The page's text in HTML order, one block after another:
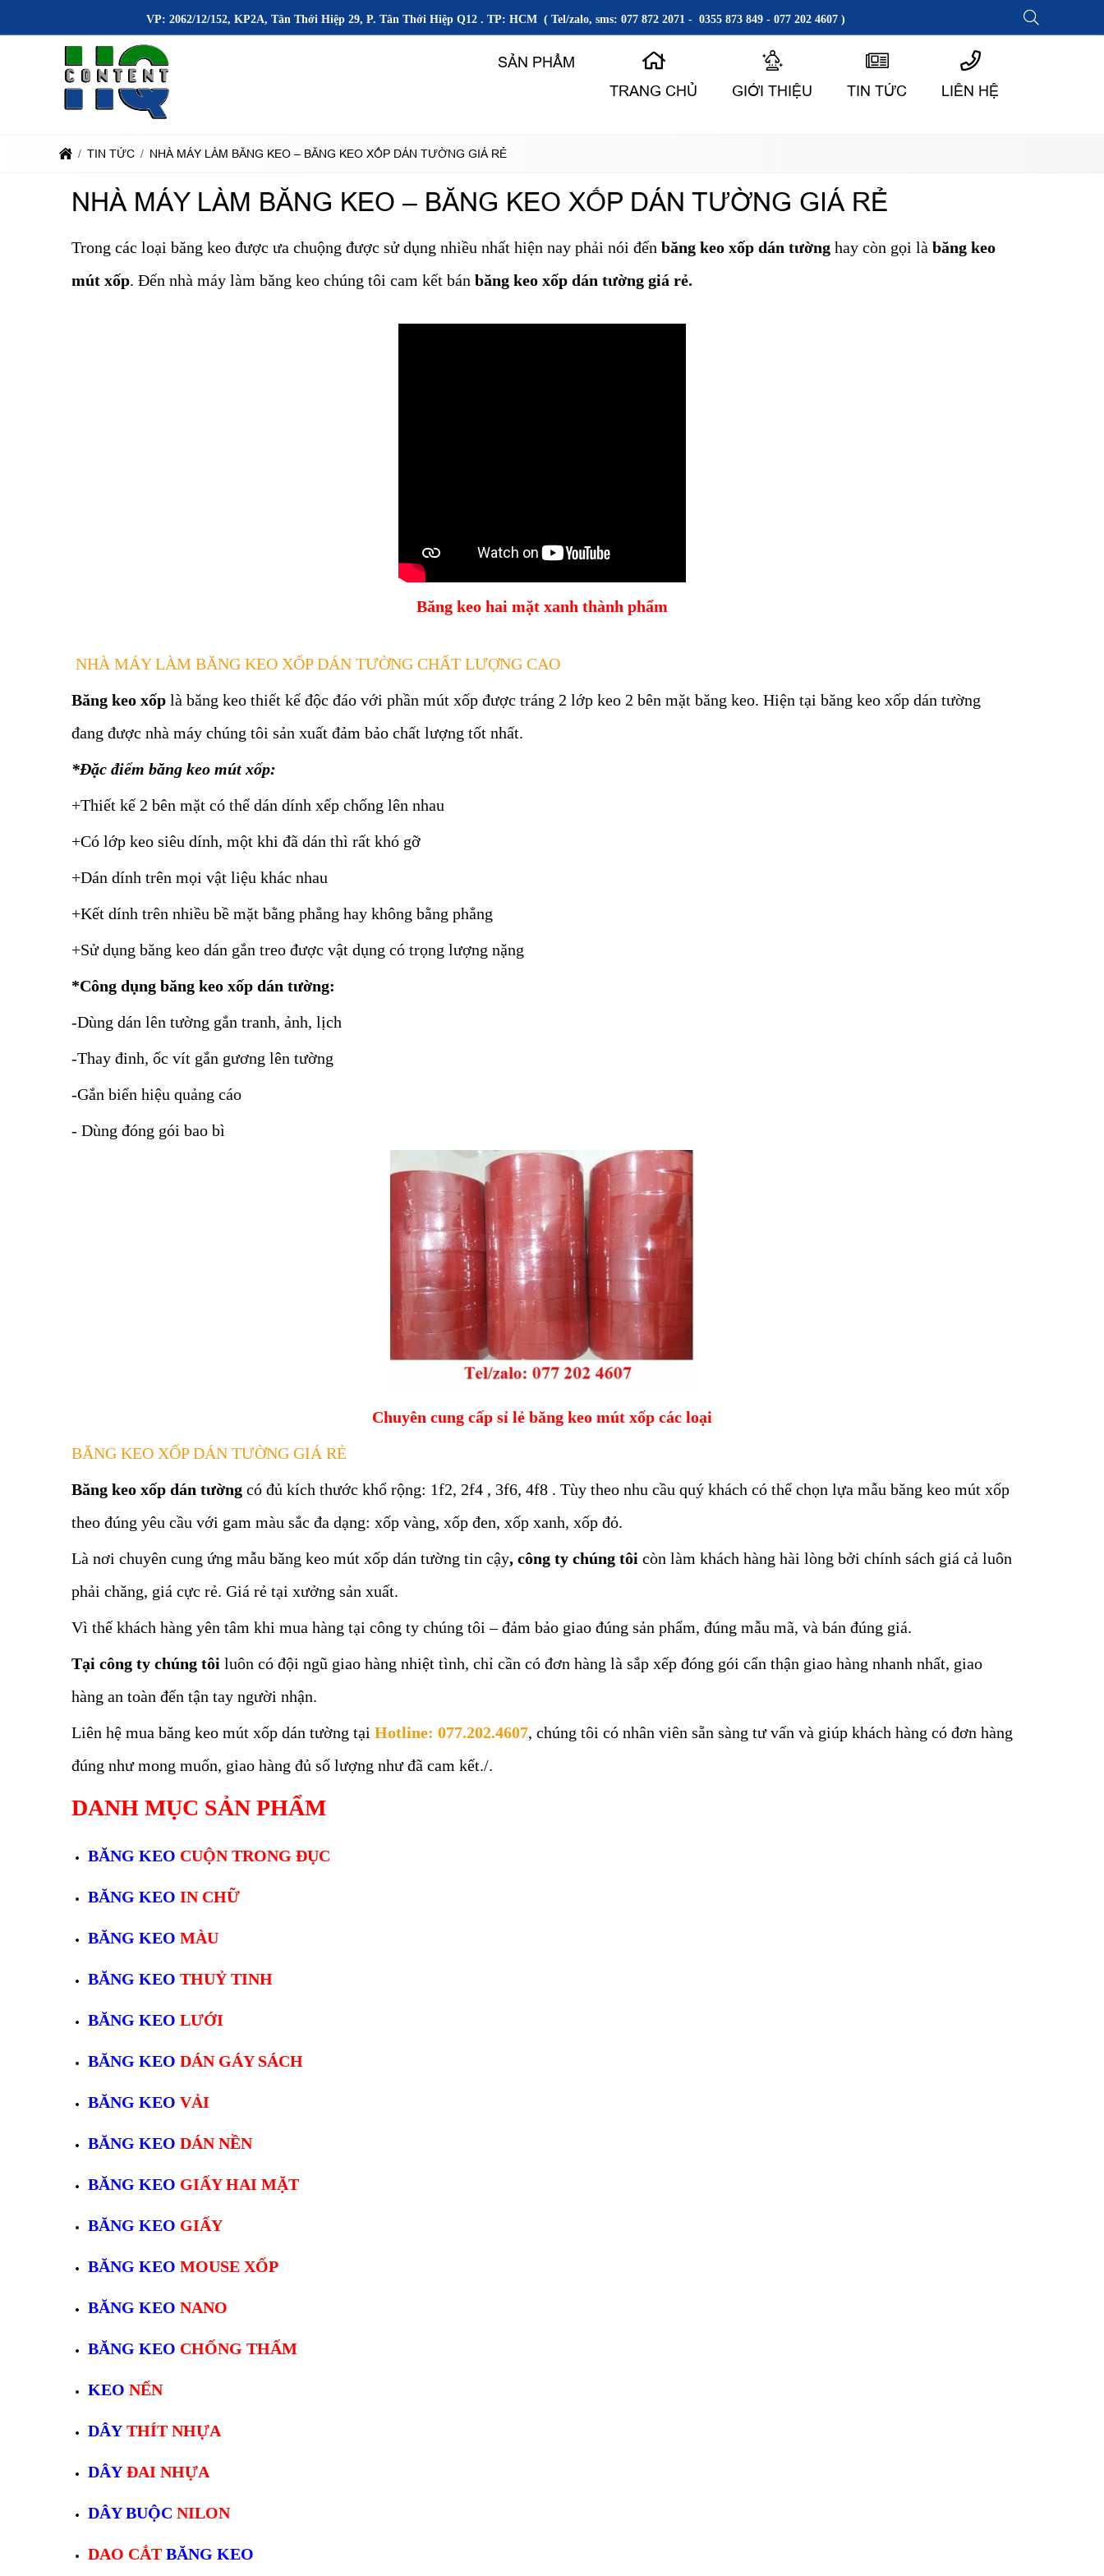
VP: 2062/12/152, KP2A, Tân Thới Hiệp 29, P. Tân Thới Hiệp Q12 . TP: HCM ( Tel/zalo, sms: 077 872 2071 - 0355 873 849 - 077 202 4607 )
SẢN PHẨM
TRANG CHỦ
GIỚI THIỆU TIN TỨC LIÊN HỆ
TIN TỨC NHÀ MÁY LÀM BĂNG KEO – BĂNG KEO XỐP DÁN TƯỜNG GIÁ RẺ
NHÀ MÁY LÀM BĂNG KEO – BĂNG KEO XỐP DÁN TƯỜNG GIÁ RẺ
Trong các loại băng keo được ưa chuộng được sử dụng nhiều nhất hiện nay phải nói đến băng keo xốp dán tường hay còn gọi là băng keo
mút xốp. Đến nhà máy làm băng keo chúng tôi cam kết bán băng keo xốp dán tường giá rẻ.
Băng keo hai mặt xanh thành phẩm
NHÀ MÁY LÀM BĂNG KEO XỐP DÁN TƯỜNG CHẤT LƯỢNG CAO
Băng keo xốp là băng keo thiết kế độc đáo với phần mút xốp được tráng 2 lớp keo 2 bên mặt băng keo. Hiện tại băng keo xốp dán tường
đang được nhà máy chúng tôi sản xuất đảm bảo chất lượng tốt nhất.
*Đặc điểm băng keo mút xốp:
+Thiết kế 2 bên mặt có thể dán dính xếp chống lên nhau
+Có lớp keo siêu dính, một khi đã dán thì rất khó gỡ
+Dán dính trên mọi vật liệu khác nhau
+Kết dính trên nhiều bề mặt bằng phẳng hay không bằng phẳng
+Sử dụng băng keo dán gắn treo được vật dụng có trọng lượng nặng
*Công dụng băng keo xốp dán tường:
-Dùng dán lên tường gắn tranh, ảnh, lịch
-Thay đinh, ốc vít gắn gương lên tường
-Gắn biển hiệu quảng cáo
- Dùng đóng gói bao bì
Chuyên cung cấp sỉ lẻ băng keo mút xốp các loại
BĂNG KEO XỐP DÁN TƯỜNG GIÁ RẺ
Băng keo xốp dán tường có đủ kích thước khổ rộng: 1f2, 2f4 , 3f6, 4f8 . Tùy theo nhu cầu quý khách có thể chọn lựa mẫu băng keo mút xốp
theo đúng yêu cầu với gam màu sắc đa dạng: xốp vàng, xốp đen, xốp xanh, xốp đỏ.
Là nơi chuyên cung ứng mẫu băng keo mút xốp dán tường tin cậy, công ty chúng tôi còn làm khách hàng hài lòng bởi chính sách giá cả luôn
phải chăng, giá cực rẻ. Giá rẻ tại xưởng sản xuất.
Vì thế khách hàng yên tâm khi mua hàng tại công ty chúng tôi – đảm bảo giao đúng sản phẩm, đúng mẫu mã, và bán đúng giá.
Tại công ty chúng tôi luôn có đội ngũ giao hàng nhiệt tình, chỉ cần có đơn hàng là sắp xếp đóng gói cẩn thận giao hàng nhanh nhất, giao
hàng an toàn đến tận tay người nhận.
Liên hệ mua băng keo mút xốp dán tường tại Hotline: 077.202.4607, chúng tôi có nhân viên sẵn sàng tư vấn và giúp khách hàng có đơn hàng
đúng như mong muốn, giao hàng đủ số lượng như đã cam kết./.
DANH MỤC SẢN PHẨM
BĂNG KEO CUỘN TRONG ĐỤC
BĂNG KEO IN CHỮ
BĂNG KEO MÀU
BĂNG KEO THUỶ TINH
BĂNG KEO LƯỚI
BĂNG KEO DÁN GÁY SÁCH
BĂNG KEO VẢI
BĂNG KEO DÁN NỀN
BĂNG KEO GIẤY HAI MẶT
BĂNG KEO GIẤY
BĂNG KEO MOUSE XỐP
BĂNG KEO NANO
BĂNG KEO CHỐNG THẤM
KEO NẾN
DÂY THÍT NHỰA
DÂY ĐAI NHỰA
DÂY BUỘC NILON
DAO CẮT BĂNG KEO